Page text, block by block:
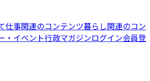
仕事関連のコンテンツ暮らし関連のコン
・イベント行政マガジンログイン会員登